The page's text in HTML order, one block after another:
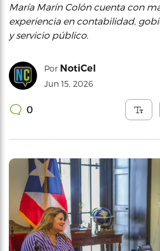
María Marín Colón cuenta con
experiencia en contabilidad,
y servicio público.
Por NotiCel
Jun 15, 2026
0